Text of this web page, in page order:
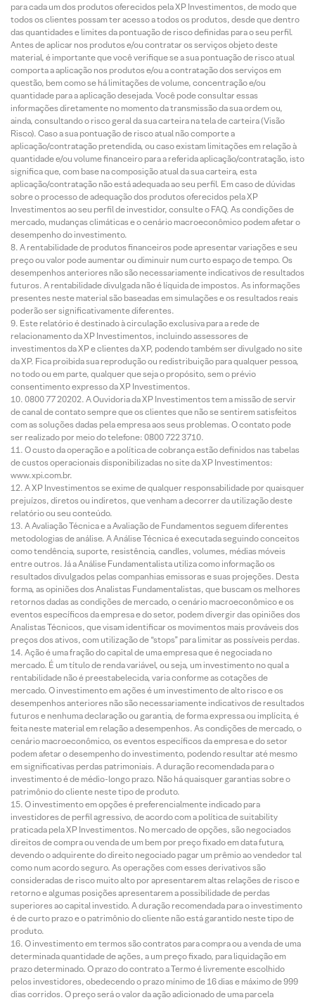
para cada um dos produtos oferecidos pela XP Investimentos, de modo que
todos os clientes possam ter acesso a todos os produtos, desde que dentro
das quantidades e limites da pontuação de risco definidas para o seu perfil.
Antes de aplicar nos produtos e/ou contratar os serviços objeto deste
material, é importante que você verifique se a sua pontuação de risco atual
comporta a aplicação nos produtos e/ou a contratação dos serviços em
questão, bem como se há limitações de volume, concentração e/ou
quantidade para a aplicação desejada. Você pode consultar essas
informações diretamente no momento da transmissão da sua ordem ou,
ainda, consultando o risco geral da sua carteira na tela de carteira (Visão
Risco). Caso a sua pontuação de risco atual não comporte a
aplicação/contratação pretendida, ou caso existam limitações em relação à
quantidade e/ou volume financeiro para a referida aplicação/contratação, isto
significa que, com base na composição atual da sua carteira, esta
aplicação/contratação não está adequada ao seu perfil. Em caso de dúvidas
sobre o processo de adequação dos produtos oferecidos pela XP
Investimentos ao seu perfil de investidor, consulte o FAQ. As condições de
mercado, mudanças climáticas e o cenário macroeconômico podem afetar o
desempenho do investimento.
A rentabilidade de produtos financeiros pode apresentar variações e seu
preço ou valor pode aumentar ou diminuir num curto espaço de tempo. Os
desempenhos anteriores não são necessariamente indicativos de resultados
futuros. A rentabilidade divulgada não é líquida de impostos. As informações
presentes neste material são baseadas em simulações e os resultados reais
poderão ser significativamente diferentes.
Este relatório é destinado à circulação exclusiva para a rede de
relacionamento da XP Investimentos, incluindo assessores de
investimentos da XP e clientes da XP, podendo também ser divulgado no site
da XP. Fica proibida sua reprodução ou redistribuição para qualquer pessoa,
no todo ou em parte, qualquer que seja o propósito, sem o prévio
consentimento expresso da XP Investimentos.
0800 77 20202. A Ouvidoria da XP Investimentos tem a missão de servir
de canal de contato sempre que os clientes que não se sentirem satisfeitos
com as soluções dadas pela empresa aos seus problemas. O contato pode
ser realizado por meio do telefone: 0800 722 3710.
O custo da operação e a política de cobrança estão definidos nas tabelas
de custos operacionais disponibilizadas no site da XP Investimentos:
www.xpi.com.br.
A XP Investimentos se exime de qualquer responsabilidade por quaisquer
prejuízos, diretos ou indiretos, que venham a decorrer da utilização deste
relatório ou seu conteúdo.
A Avaliação Técnica e a Avaliação de Fundamentos seguem diferentes
metodologias de análise. A Análise Técnica é executada seguindo conceitos
como tendência, suporte, resistência, candles, volumes, médias móveis
entre outros. Já a Análise Fundamentalista utiliza como informação os
resultados divulgados pelas companhias emissoras e suas projeções. Desta
forma, as opiniões dos Analistas Fundamentalistas, que buscam os melhores
retornos dadas as condições de mercado, o cenário macroeconômico e os
eventos específicos da empresa e do setor, podem divergir das opiniões dos
Analistas Técnicos, que visam identificar os movimentos mais prováveis dos
preços dos ativos, com utilização de “stops” para limitar as possíveis perdas.
Ação é uma fração do capital de uma empresa que é negociada no
mercado. É um título de renda variável, ou seja, um investimento no qual a
rentabilidade não é preestabelecida, varia conforme as cotações de
mercado. O investimento em ações é um investimento de alto risco e os
desempenhos anteriores não são necessariamente indicativos de resultados
futuros e nenhuma declaração ou garantia, de forma expressa ou implícita, é
feita neste material em relação a desempenhos. As condições de mercado, o
cenário macroeconômico, os eventos específicos da empresa e do setor
podem afetar o desempenho do investimento, podendo resultar até mesmo
em significativas perdas patrimoniais. A duração recomendada para o
investimento é de médio-longo prazo. Não há quaisquer garantias sobre o
patrimônio do cliente neste tipo de produto.
O investimento em opções é preferencialmente indicado para
investidores de perfil agressivo, de acordo com a política de suitability
praticada pela XP Investimentos. No mercado de opções, são negociados
direitos de compra ou venda de um bem por preço fixado em data futura,
devendo o adquirente do direito negociado pagar um prêmio ao vendedor tal
como num acordo seguro. As operações com esses derivativos são
consideradas de risco muito alto por apresentarem altas relações de risco e
retorno e algumas posições apresentarem a possibilidade de perdas
superiores ao capital investido. A duração recomendada para o investimento
é de curto prazo e o patrimônio do cliente não está garantido neste tipo de
produto.
O investimento em termos são contratos para compra ou a venda de uma
determinada quantidade de ações, a um preço fixado, para liquidação em
prazo determinado. O prazo do contrato a Termo é livremente escolhido
pelos investidores, obedecendo o prazo mínimo de 16 dias e máximo de 999
dias corridos. O preço será o valor da ação adicionado de uma parcela